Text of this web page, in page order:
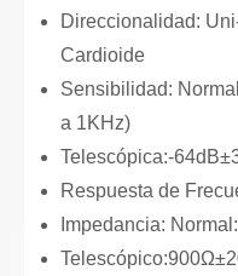
Direccionalidad:
Cardioide
Sensibilidad:
a 1KHz)
Telescópica:-
Respuesta de
Impedancia: